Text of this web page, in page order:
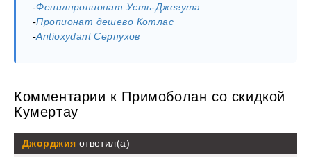
-Фенилпропионат Усть-Джегута
-Пропионат дешево Котлас
-Antioxydant Серпухов
Комментарии к Примоболан со скидкой
Кумертау
Джорджия ответил(а)